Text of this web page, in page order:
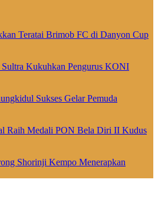
Teratai Brimob FC di Danyon Cup
Kukuhkan Pengurus KONI
Sukses Gelar Pemuda
Raih Medali PON Bela Diri II Kudus
Shorinji Kempo Menerapkan